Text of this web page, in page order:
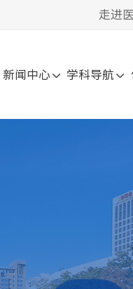
走进
新闻中心 学科导航